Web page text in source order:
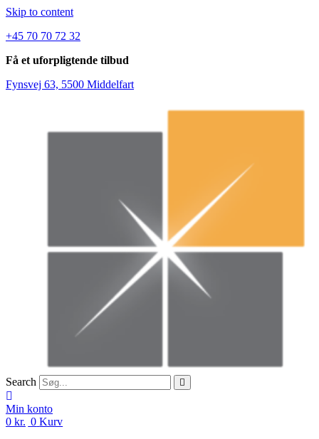
Skip to content
+45 70 70 72 32
Få et uforpligtende tilbud
Fynsvej 63, 5500 Middelfart
Search
Min konto
0 kr. 0 Kurv